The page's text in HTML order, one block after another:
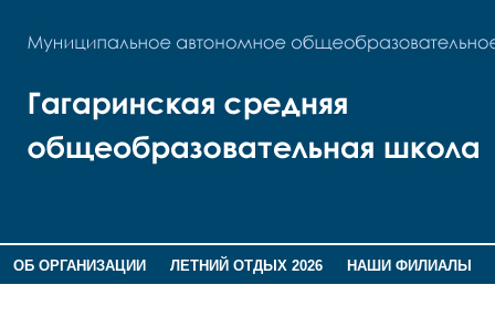
ОБ ОРГАНИЗАЦИИ ЛЕТНИЙ ОТДЫХ 2026
НАШИ ФИЛИАЛЫ